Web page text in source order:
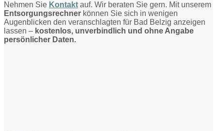
Nehmen Sie Kontakt auf. Wir beraten Sie gern. Mit unserem
Entsorgungsrechner können Sie sich in wenigen
Augenblicken den veranschlagten für Bad Belzig anzeigen
lassen – kostenlos, unverbindlich und ohne Angabe
persönlicher Daten.